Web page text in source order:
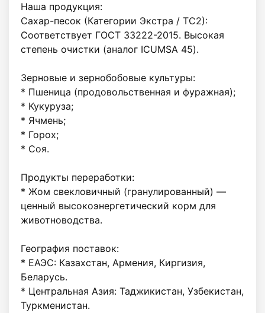
Наша продукция:
Сахар-песок (Категории Экстра / ТС2):
Соответствует ГОСТ 33222-2015. Высокая
степень очистки (аналог ICUMSA 45).
Зерновые и зернобобовые культуры:
* Пшеница (продовольственная и фуражная);
* Кукуруза;
* Ячмень;
* Горох;
* Соя.
Продукты переработки:
* Жом свекловичный (гранулированный) —
ценный высокоэнергетический корм для
животноводства.
География поставок:
* ЕАЭС: Казахстан, Армения, Киргизия,
Беларусь.
* Центральная Азия: Таджикистан, Узбекистан,
Туркменистан.